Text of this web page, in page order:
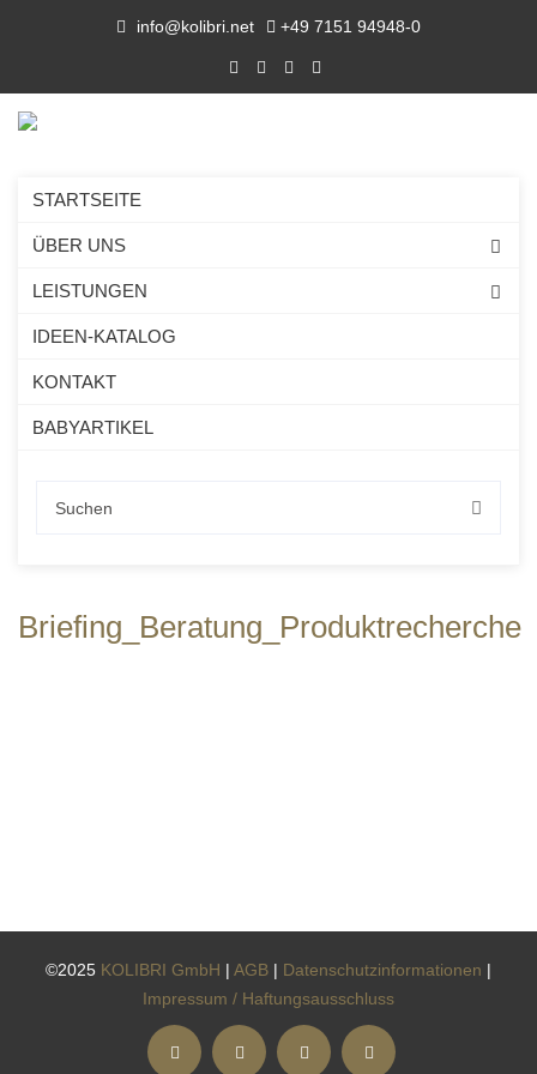
info@kolibri.net +49 7151 94948-0
STARTSEITE
ÜBER UNS
LEISTUNGEN
IDEEN-KATALOG
KONTAKT
BABYARTIKEL
Briefing_Beratung_Produktrecherche
©2025 KOLIBRI GmbH | AGB | Datenschutzinformationen |
Impressum / Haftungsausschluss